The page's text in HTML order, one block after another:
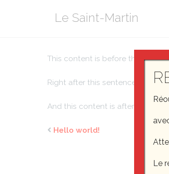
Le Saint-Martin
This content is before the more
Right after this sentence should
And this content is after the more
Hello world!
Le